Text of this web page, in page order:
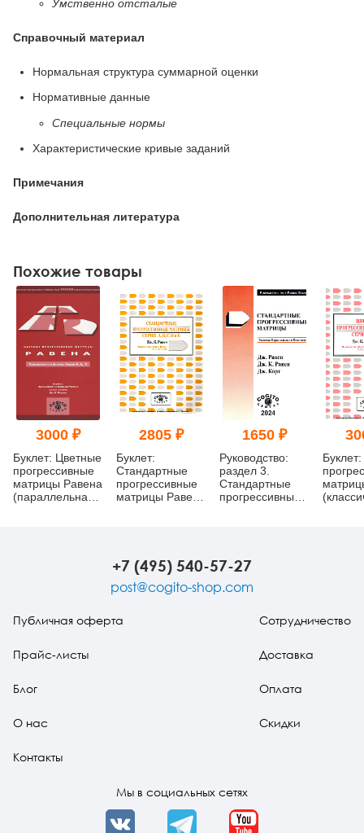
Умственно отсталые
Справочный материал
Нормальная структура суммарной оценки
Нормативные данные
Специальные нормы
Характеристические кривые заданий
Примечания
Дополнительная литература
Похожие товары
3000 ₽
Буклет: Цветные
прогрессивные
матрицы Равена
(параллельная
2805 ₽
Буклет:
Стандартные
прогрессивные
матрицы Равена
1650 ₽
Руководство:
раздел 3.
Стандартные
прогрессивные
+7 (495) 540-57-27
post@cogito-shop.com
Публичная оферта
Прайс-листы
Блог
О нас
Контакты
Сотрудничество
Доставка
Оплата
Скидки
Мы в социальных сетях
VK Telegram YouTube